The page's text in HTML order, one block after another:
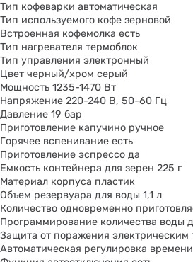
Тип кофеварки автоматическая
Тип используемого кофе зерновой
Встроенная кофемолка есть
Тип нагревателя термоблок
Тип управления электронный
Цвет черный/хром серый
Мощность 1235-1470 Вт
Напряжение 220-240 В, 50-60 Гц
Давление 19 бар
Приготовление капучино ручное
Горячее вспенивание есть
Приготовление эспрессо да
Емкость контейнера для зерен 225 г
Материал корпуса пластик
Объем резервуара для воды 1,1 л
Количество одновременно
Программирование количества воды
Защита от поражения электрическим
Автоматическая регулировка